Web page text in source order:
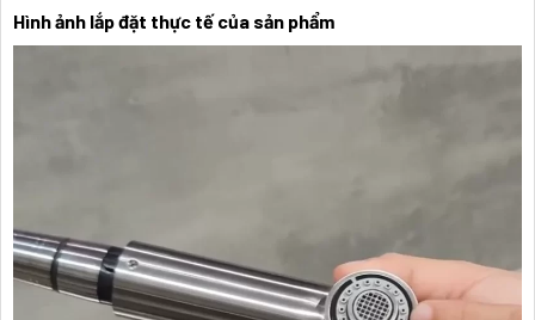
Hình ảnh lắp đặt thực tế của sản phẩm